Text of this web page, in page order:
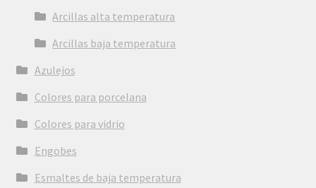
Arcillas alta temperatura
Arcillas baja temperatura
Azulejos
Colores para porcelana
Colores para vidrio
Engobes
Esmaltes de baja temperatura